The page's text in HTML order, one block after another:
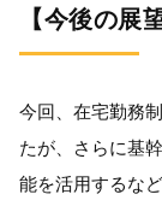
【今後の展望
今回、在宅勤務
たが、さらに基
能を活用するな